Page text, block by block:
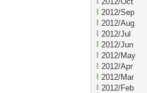
2012/Sep
2012/Aug
2012/Jul
2012/Jun
2012/May
2012/Apr
2012/Mar
2012/Feb